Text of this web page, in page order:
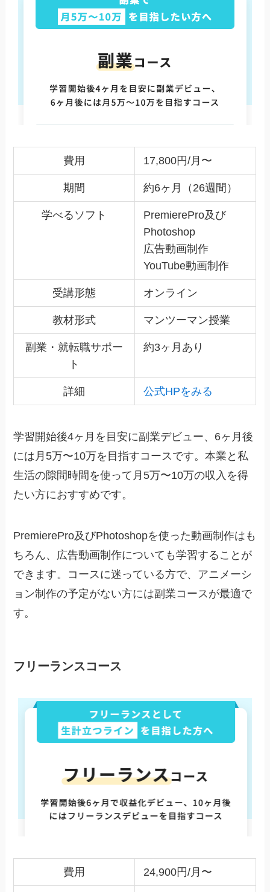
費用 17,800円/月〜
期間 約6ヶ月（26週間）
学べるソフト
PremierePro及び
Photoshop
広告動画制作
YouTube動画制作
受講形態 オンライン
教材形式 マンツーマン授業
副業・就転職サポー
ト
約3ヶ月あり
詳細 公式HPをみる
学習開始後4ヶ月を目安に副業デビュー、6ヶ月後
には月5万〜10万を目指すコースです。本業と私
生活の隙間時間を使って月5万〜10万の収入を得
たい方におすすめです。
PremierePro及びPhotoshopを使った動画制作はも
ちろん、広告動画制作についても学習することが
できます。コースに迷っている方で、アニメーシ
ョン制作の予定がない方には副業コースが最適で
す。
フリーランスコース
費用 24,900円/月〜